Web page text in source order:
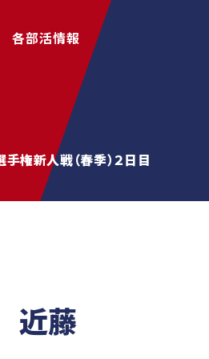
各部活情報
権新人戦（春季）２日目
近藤